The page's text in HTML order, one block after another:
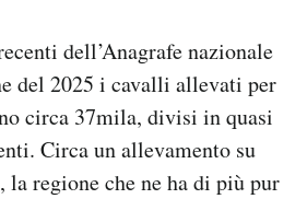
dell’Anagrafe nazionale
del 2025 i cavalli allevati per
circa 37mila, divisi in quasi
Circa un allevamento su
regione che ne ha di più pur